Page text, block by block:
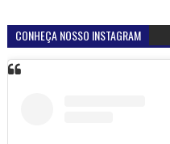
CONHEÇA NOSSO INSTAGRAM